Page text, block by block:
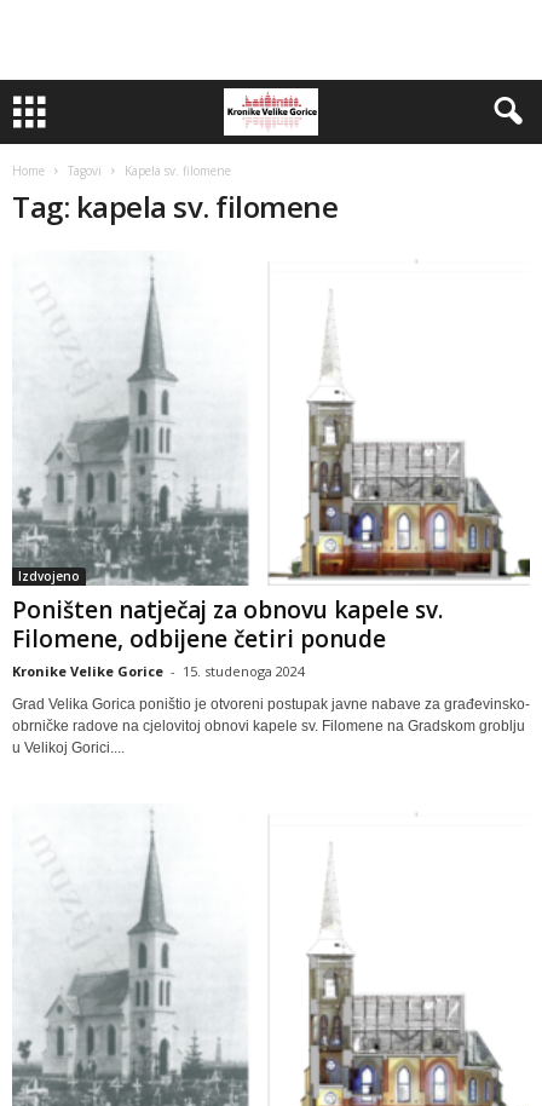
Home Tagovi Kapela sv. filomene
Tag: kapela sv. filomene
Izdvojeno
Poništen natječaj za obnovu kapele sv.
Filomene, odbijene četiri ponude
Kronike Velike Gorice - 15. studenoga 2024
Grad Velika Gorica poništio je otvoreni postupak javne nabave za građevinsko-
obrničke radove na cjelovitoj obnovi kapele sv. Filomene na Gradskom groblju
u Velikoj Gorici....